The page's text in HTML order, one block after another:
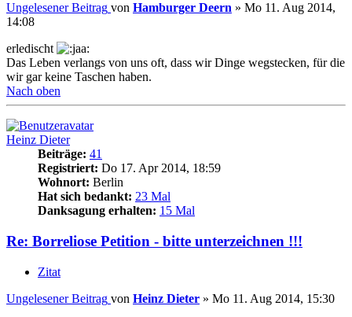
Ungelesener Beitrag von Hamburger Deern » Mo 11. Aug 2014,
14:08
erledischt
Das Leben verlangs von uns oft, dass wir Dinge wegstecken, für die
wir gar keine Taschen haben.
Nach oben
Heinz Dieter
Beiträge: 41
Registriert: Do 17. Apr 2014, 18:59
Wohnort: Berlin
Hat sich bedankt: 23 Mal
Danksagung erhalten: 15 Mal
Re: Borreliose Petition - bitte unterzeichnen !!!
Zitat
Ungelesener Beitrag von Heinz Dieter » Mo 11. Aug 2014, 15:30